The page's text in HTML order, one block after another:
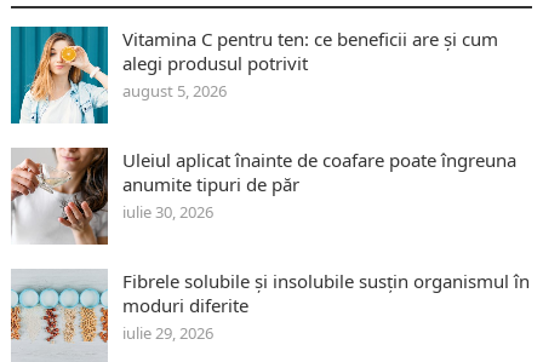
Vitamina C pentru ten: ce beneficii are și cum
alegi produsul potrivit
august 5, 2026
Uleiul aplicat înainte de coafare poate îngreuna
anumite tipuri de păr
iulie 30, 2026
Fibrele solubile și insolubile susțin organismul în
moduri diferite
iulie 29, 2026